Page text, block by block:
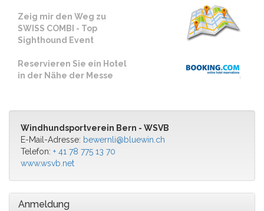
Zeig mir den Weg zu
SWISS COMBI - Top
Sighthound Event
Reservieren Sie ein Hotel
in der Nähe der Messe
Windhundsportverein Bern - WSVB
E-Mail-Adresse: bewernli@bluewin.ch
Telefon: + 41 78 775 13 70
www.wsvb.net
Anmeldung